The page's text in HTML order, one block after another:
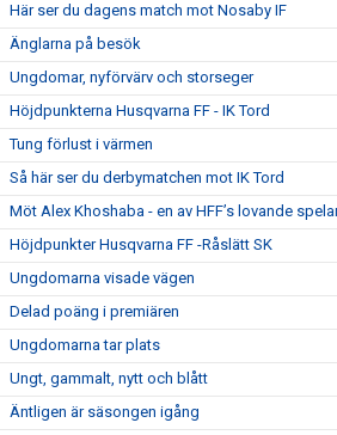
Här ser du dagens match mot Nosaby IF
Änglarna på besök
Ungdomar, nyförvärv och storseger
Höjdpunkterna Husqvarna FF - IK Tord
Tung förlust i värmen
Så här ser du derbymatchen mot IK Tord
Möt Alex Khoshaba - en av HFF’s lovande
Höjdpunkter Husqvarna FF -Råslätt SK
Ungdomarna visade vägen
Delad poäng i premiären
Ungdomarna tar plats
Ungt, gammalt, nytt och blått
Äntligen är säsongen igång